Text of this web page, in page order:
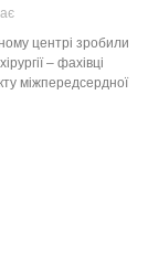
центрі зробили
– фахівці
міжпередсердної